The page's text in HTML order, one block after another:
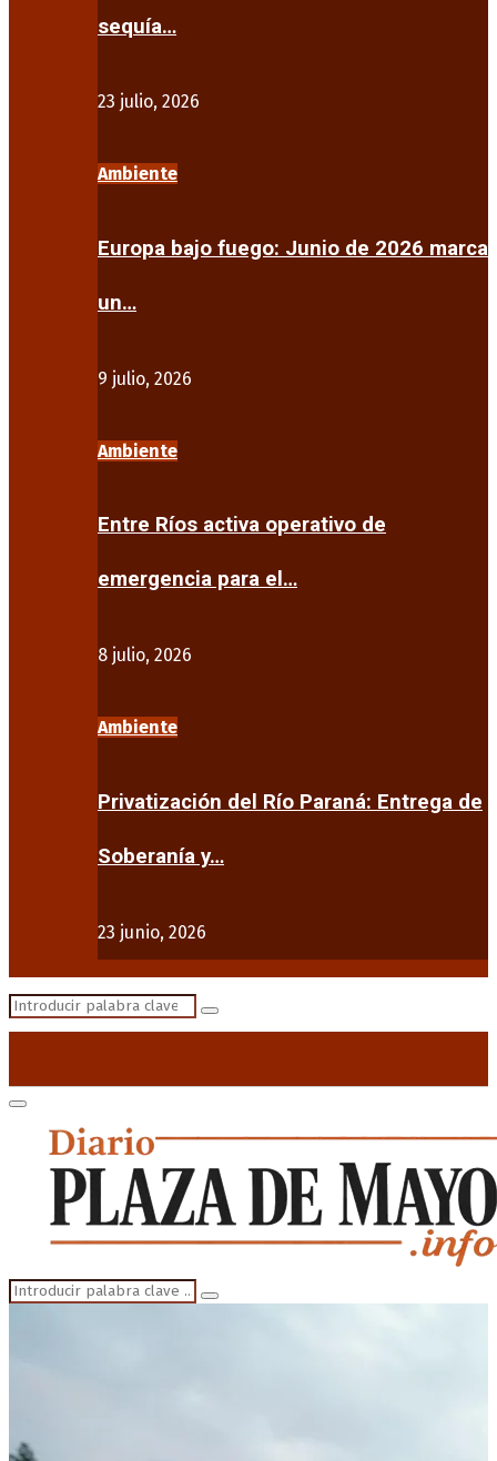
sequía…
23 julio, 2026
Ambiente
Europa bajo fuego: Junio de 2026 marca
un…
9 julio, 2026
Ambiente
Entre Ríos activa operativo de
emergencia para el…
8 julio, 2026
Ambiente
Privatización del Río Paraná: Entrega de
Soberanía y…
23 junio, 2026
Search
Search
Primary
Menu
Search
for:
Search